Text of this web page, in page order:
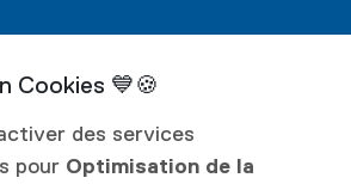
des services
pour Optimisation de la